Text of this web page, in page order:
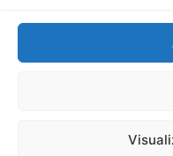
Mercurio
iscritta al Registro
Sito gestito daLa